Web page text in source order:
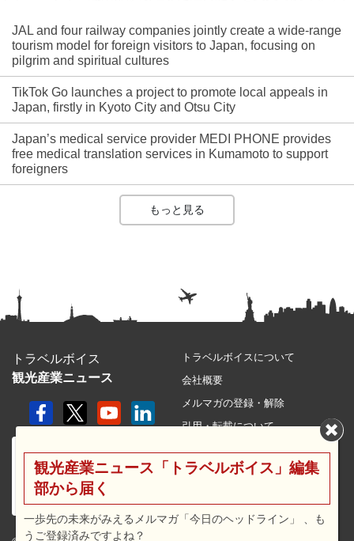
JAL and four railway companies jointly create a wide-range
tourism model for foreign visitors to Japan, focusing on
pilgrim and spiritual cultures
TikTok Go launches a project to promote local appeals in
Japan, firstly in Kyoto City and Otsu City
Japan’s medical service provider MEDI PHONE provides
free medical translation services in Kumamoto to support
foreigners
もっと見る
トラベルボイス
観光産業ニュース
トラベルボイスについて
会社概要
メルマガの登録・解除
引用・転載について
利用規約
広告メニュー・料金
観光産業ニュース「トラベルボイス」編集
部から届く
一歩先の未来がみえるメルマガ「今日のヘッドライン」 、も
うご登録済みですよね？